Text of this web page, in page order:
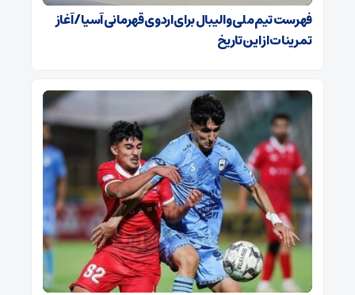
فهرست تیم ملی والیبال برای اردوی قهرمانی آسیا / آغاز
تمرینات از این تاریخ